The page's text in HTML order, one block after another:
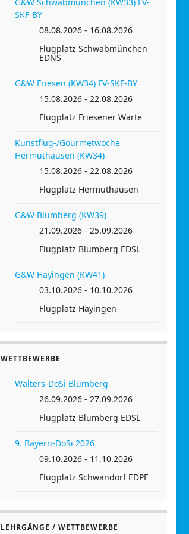
SKF-BY
08.08.2026 - 16.08.2026
Flugplatz Schwabmünchen
EDNS
G&W Friesen (KW34) FV-SKF-BY
15.08.2026 - 22.08.2026
Flugplatz Friesener Warte
Kunstflug-/Gourmetwoche
Hermuthausen (KW34)
15.08.2026 - 22.08.2026
Flugplatz Hermuthausen
G&W Blumberg (KW39)
21.09.2026 - 25.09.2026
Flugplatz Blumberg EDSL
G&W Hayingen (KW41)
03.10.2026 - 10.10.2026
Flugplatz Hayingen
WETTBEWERBE
Walters-DoSi Blumberg
26.09.2026 - 27.09.2026
Flugplatz Blumberg EDSL
9. Bayern-DoSi 2026
09.10.2026 - 11.10.2026
Flugplatz Schwandorf EDPF
LEHRGÄNGE / WETTBEWERBE